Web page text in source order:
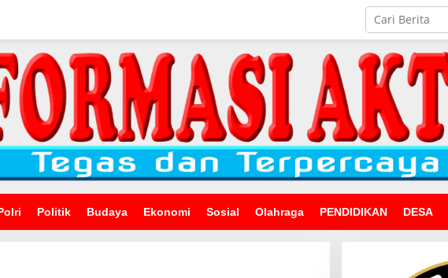
Politik Budaya Ekonomi Sosial Olahraga PENDIDIKAN DESA